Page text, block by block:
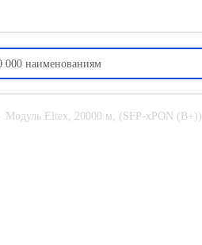
Модуль Eltex, 20000 м, (SFP-xPON (B+))